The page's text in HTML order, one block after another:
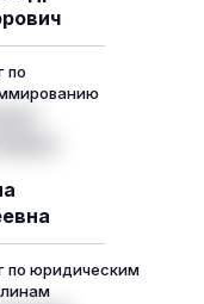
по
по юридическим